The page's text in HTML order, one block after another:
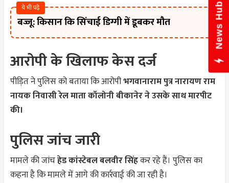
ये भी पढ़े
बज्जू: किसान कि सिंचाई डिग्गी में डूबकर मौत
आरोपी के खिलाफ केस दर्ज
पीड़ित ने पुलिस को बताया कि आरोपीभगवानाराम पुत्र नारायण राम
नायक निवासी रेल माता कॉलोनी बीकानेर ने उसके साथ मारपीट
की।
पुलिस जांच जारी
मामले की जांचहेड कांस्टेबल बलवीर सिंहकर रहे हैं। पुलिस का
कहना है कि मामले में आगे की कार्रवाई की जा रही है।
News Hub